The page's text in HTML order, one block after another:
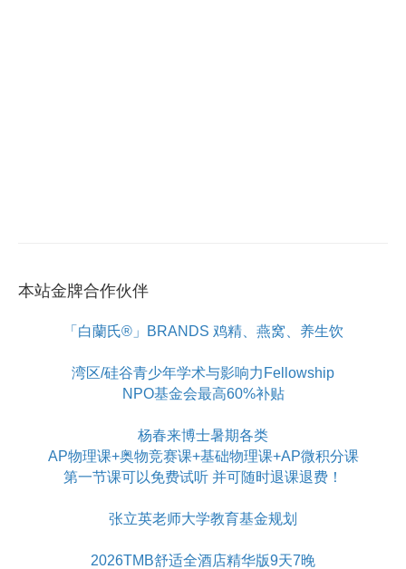
本站金牌合作伙伴
「白蘭氏®」BRANDS 鸡精、燕窝、养生饮
湾区/硅谷青少年学术与影响力Fellowship
NPO基金会最高60%补贴
杨春来博士暑期各类
AP物理课+奥物竞赛课+基础物理课+AP微积分课
第一节课可以免费试听 并可随时退课退费！
张立英老师大学教育基金规划
2026TMB舒适全酒店精华版9天7晚